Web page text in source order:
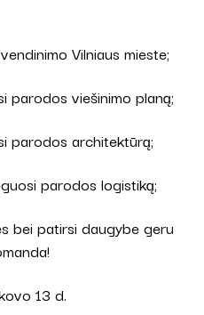
Vilniaus mieste;
parodos viešinimo planą;
parodos architektūrą;
parodos logistiką;
bei patirsi daugybe geru
13 d.